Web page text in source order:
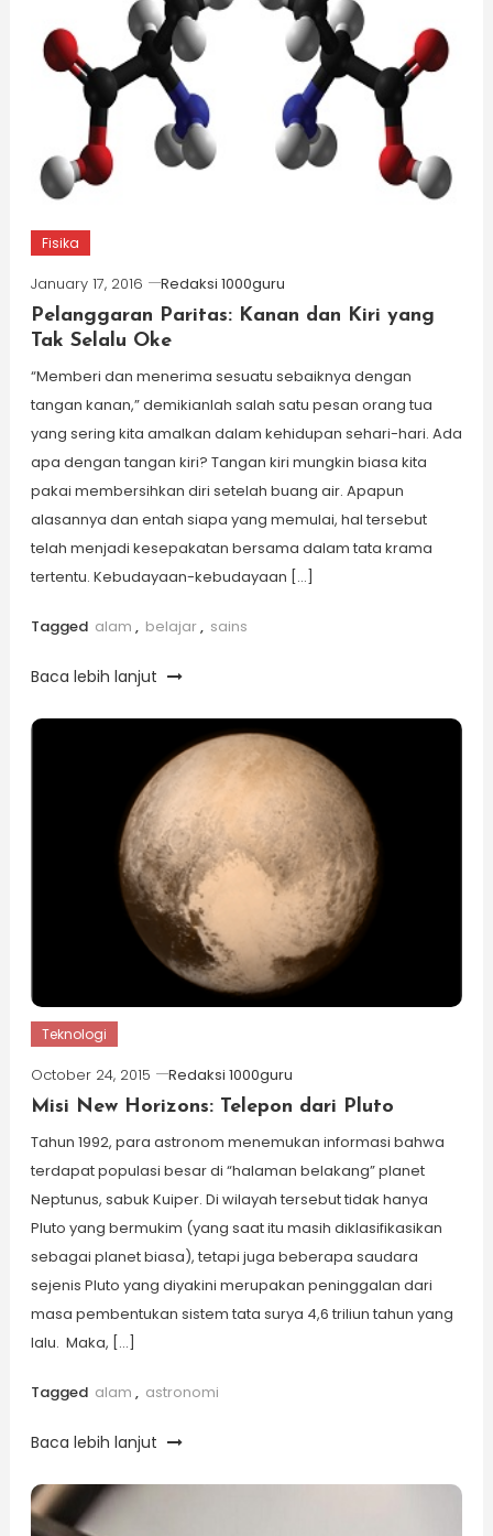
Fisika
January 17, 2016
Redaksi 1000guru
Pelanggaran Paritas: Kanan dan Kiri yang
Tak Selalu Oke
“Memberi dan menerima sesuatu sebaiknya dengan
tangan kanan,” demikianlah salah satu pesan orang tua
yang sering kita amalkan dalam kehidupan sehari-hari. Ada
apa dengan tangan kiri? Tangan kiri mungkin biasa kita
pakai membersihkan diri setelah buang air. Apapun
alasannya dan entah siapa yang memulai, hal tersebut
telah menjadi kesepakatan bersama dalam tata krama
tertentu. Kebudayaan-kebudayaan […]
Tagged alam , belajar, sains
Baca lebih lanjut
Teknologi
October 24, 2015
Redaksi 1000guru
Misi New Horizons: Telepon dari Pluto
Tahun 1992, para astronom menemukan informasi bahwa
terdapat populasi besar di “halaman belakang” planet
Neptunus, sabuk Kuiper. Di wilayah tersebut tidak hanya
Pluto yang bermukim (yang saat itu masih diklasifikasikan
sebagai planet biasa), tetapi juga beberapa saudara
sejenis Pluto yang diyakini merupakan peninggalan dari
masa pembentukan sistem tata surya 4,6 triliun tahun yang
lalu. Maka, […]
Tagged alam , astronomi
Baca lebih lanjut